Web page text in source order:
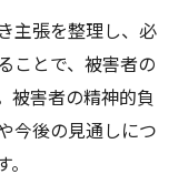
有利になる理
での賠償請求支
主張を整理し、必
ことで、被害者の
被害者の精神的負
今後の見通しにつ